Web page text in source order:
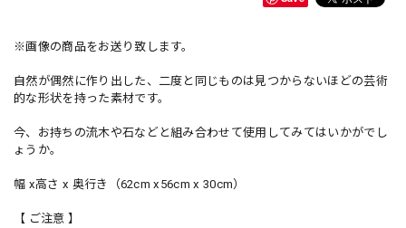
※画像の商品をお送り致します。
自然が偶然に作り出した、二度と同じものは見つからないほどの芸術
的な形状を持った素材です。
今、お持ちの流木や石などと組み合わせて使用してみてはいかがでし
ょうか。
幅 x高さ x 奥行き（62cm x56cm x 30cm）
【 ご注意 】